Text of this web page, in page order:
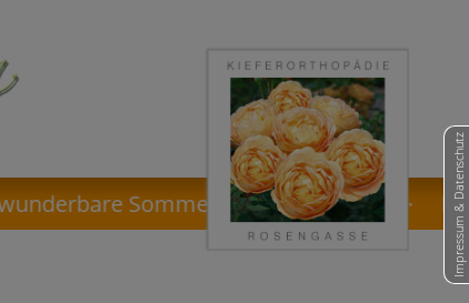
Impressum & Datenschutz
Sommer- und Ferienzeit! ·